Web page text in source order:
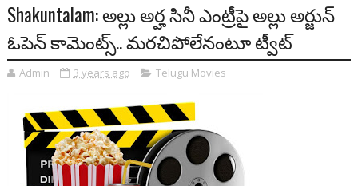
Shakuntalam: అల్లు అర్హ సినీ ఎంట్రీపై అల్లు అర్జున్
ఓపెన్ కామెంట్స్‌.. మరచిపోలేనంటూ ట్వీట్
Admin 3 years ago Telugu Movies